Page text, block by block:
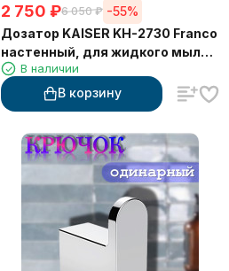
2 750 ₽6 050 ₽ -55%
Дозатор KAISER KH-2730 Franco
настенный, для жидкого мыла,
черный матовый
В наличии
В корзину